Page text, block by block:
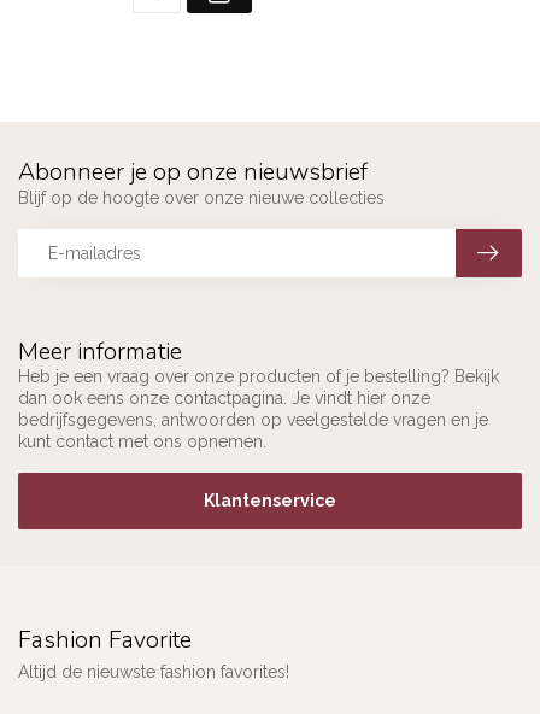
Meer informatie
Heb je een vraag over onze producten of je bestelling? Bekijk
dan ook eens onze contactpagina. Je vindt hier onze
bedrijfsgegevens, antwoorden op veelgestelde vragen en je
kunt contact met ons opnemen.
Klantenservice
Abonneer je op onze nieuwsbrief
Blijf op de hoogte over onze nieuwe collecties
Fashion Favorite
Altijd de nieuwste fashion favorites!